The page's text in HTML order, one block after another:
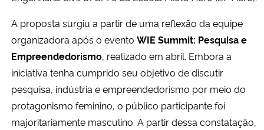
A proposta surgiu a partir de uma reflexão da equipe
organizadora após o evento WIE Summit: Pesquisa e
Empreendedorismo, realizado em abril. Embora a
iniciativa tenha cumprido seu objetivo de discutir
pesquisa, indústria e empreendedorismo por meio do
protagonismo feminino, o público participante foi
majoritariamente masculino. A partir dessa constatação,